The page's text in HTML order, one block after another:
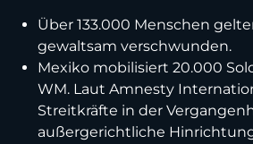
Über 133.000 Menschen
gewaltsam verschwunden.
Mexiko mobilisiert 20.000
WM. Laut Amnesty
Streitkräfte in der
außergerichtliche